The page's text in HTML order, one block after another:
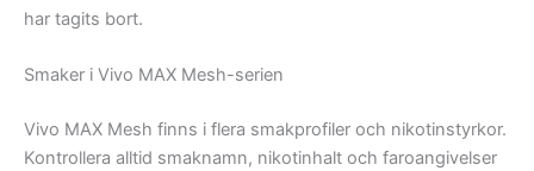
har tagits bort.
Smaker i Vivo MAX Mesh-serien
Vivo MAX Mesh finns i flera smakprofiler och nikotinstyrkor.
Kontrollera alltid smaknamn, nikotinhalt och faroangivelser